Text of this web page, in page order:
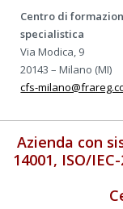
Centro di
specialistica
Via Modica, 9
20143 – Milano (MI)
cfs-
Azienda con
14001, ISO/